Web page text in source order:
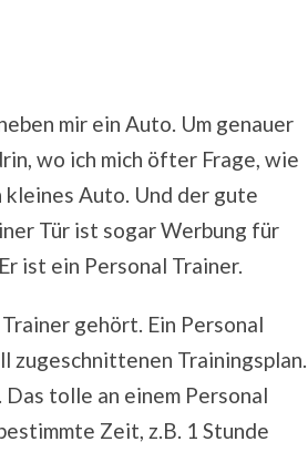
mir ein Auto. Um genauer
wo ich mich öfter Frage, wie
kleines Auto. Und der gute
Tür ist sogar Werbung für
ist ein Personal Trainer.
gehört. Ein Personal
Trainingsplan.
tolle an einem Personal
Zeit, z.B. 1 Stunde